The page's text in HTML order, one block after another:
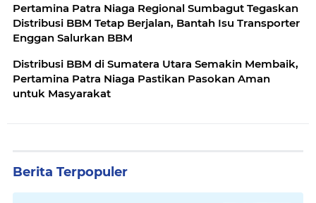
Pertamina Patra Niaga Regional Sumbagut Tegaskan
Distribusi BBM Tetap Berjalan, Bantah Isu Transporter
Enggan Salurkan BBM
Distribusi BBM di Sumatera Utara Semakin Membaik,
Pertamina Patra Niaga Pastikan Pasokan Aman
untuk Masyarakat
Berita Terpopuler